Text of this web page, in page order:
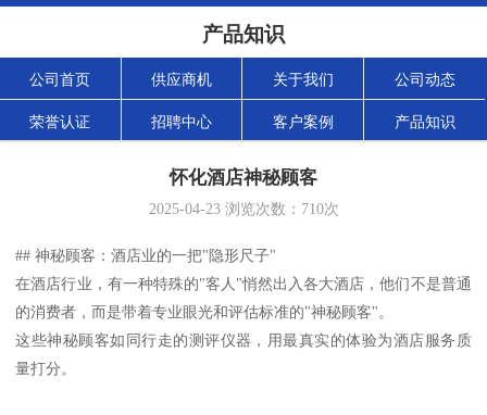
产品知识
公司首页 供应商机 关于我们 公司动态
荣誉认证 招聘中心 客户案例 产品知识
怀化酒店神秘顾客
2025-04-23浏览次数： 710次
## 神秘顾客：酒店业的一把"隐形尺子"
在酒店行业，有一种特殊的"客人"悄然出入各大酒店，他们不是普通
的消费者，而是带着专业眼光和评估标准的"神秘顾客"。
这些神秘顾客如同行走的测评仪器，用最真实的体验为酒店服务质
量打分。